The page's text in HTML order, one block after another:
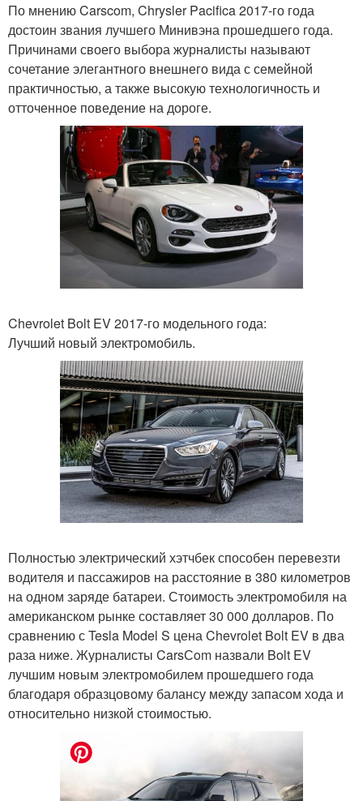
По мнению Carscom, Chrysler Pacifica 2017-го года
достоин звания лучшего Минивэна прошедшего года.
Причинами своего выбора журналисты называют
сочетание элегантного внешнего вида с семейной
практичностью, а также высокую технологичность и
отточенное поведение на дороге.
Chevrolet Bolt EV 2017-го модельного года:
Лучший новый электромобиль.
Полностью электрический хэтчбек способен перевезти
водителя и пассажиров на расстояние в 380 километров
на одном заряде батареи. Стоимость электромобиля на
американском рынке составляет 30 000 долларов. По
сравнению с Tesla Model S цена Chevrolet Bolt EV в два
раза ниже. Журналисты CarsСom назвали Bolt EV
лучшим новым электромобилем прошедшего года
благодаря образцовому балансу между запасом хода и
относительно низкой стоимостью.